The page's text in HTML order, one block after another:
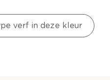
verf in deze kleur